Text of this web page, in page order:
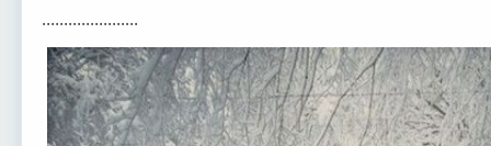
......................